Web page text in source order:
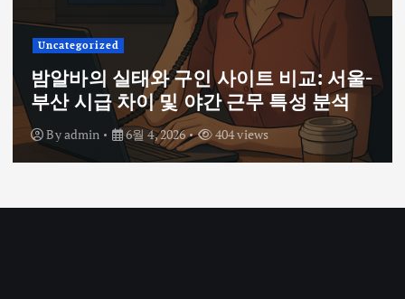
Uncategorized
밤알바의 실태와 구인 사이트 비교: 서울-
부산 시급 차이 및 야간 근무 특성 분석
Byadmin 6월 4, 2026 404 views